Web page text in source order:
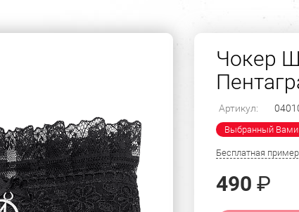
Чокер
Артикул:
Выбранный Вами
Бесплатная
490 ₽